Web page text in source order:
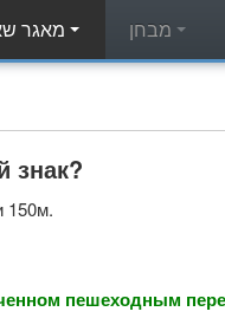
знак?
150м.
пешеходным